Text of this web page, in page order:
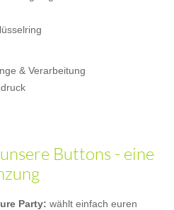
& Verarbeitung
Buttons - eine
Party: wählt einfach euren